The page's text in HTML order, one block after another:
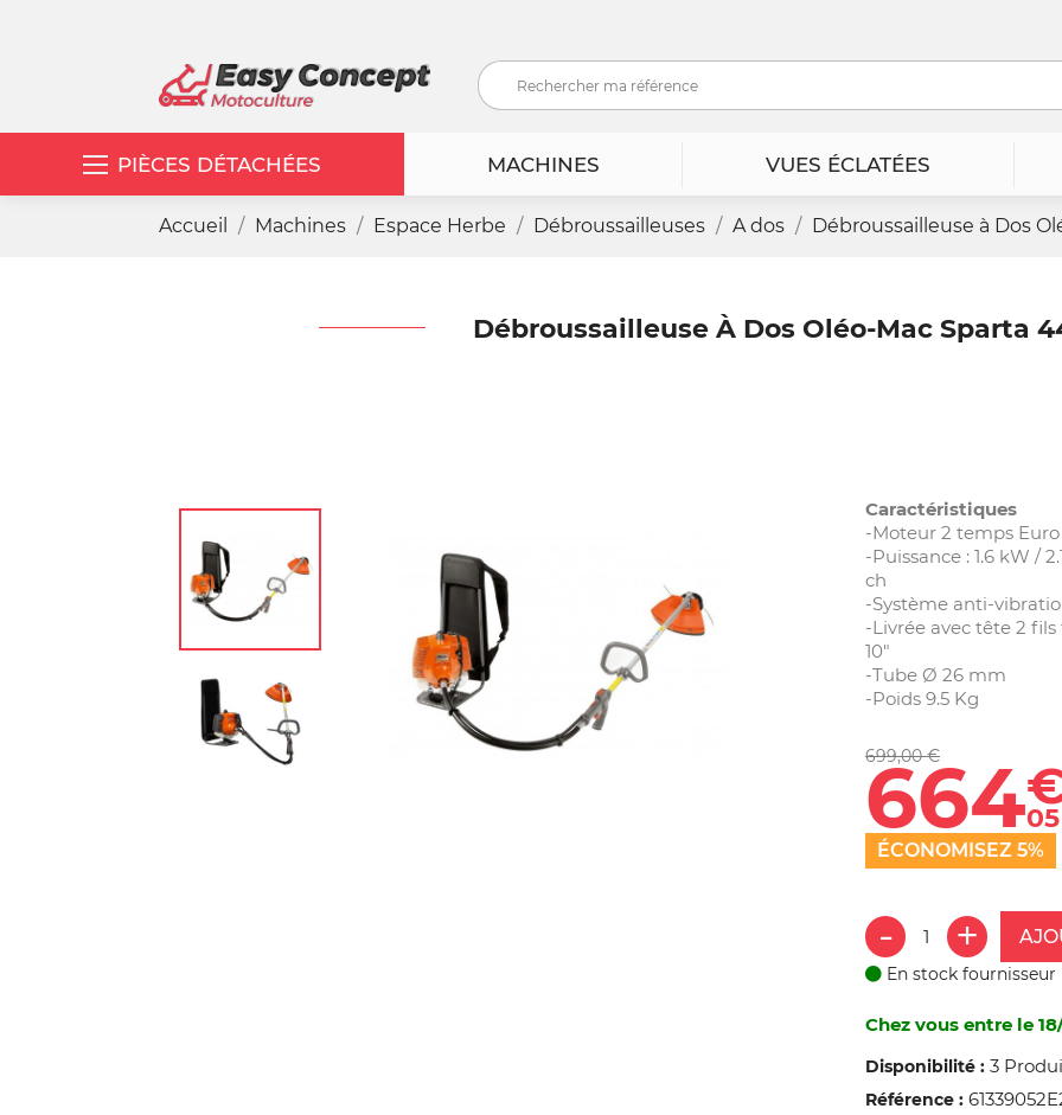
PIÈCES DÉTACHÉES MACHINES VUES ÉCLATÉES
Accueil Machines Espace Herbe Débroussailleuses A dos Débroussailleuse à Dos
Débroussailleuse À Dos Oléo-Mac Sparta
Caractéristiques
-Moteur 2 temps Euro
-Puissance : 1.6 kW /
-Système anti-
-Livrée avec tête 2
10"
-Tube Ø 26 mm
-Poids 9.5 Kg
699,00 €
66405
ÉCONOMISEZ 5%
En stock fournisseur
Chez vous entre le
Disponibilité : 3
Référence :